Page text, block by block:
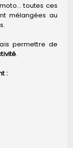
toutes ces
mélangées au
permettre de
.
: